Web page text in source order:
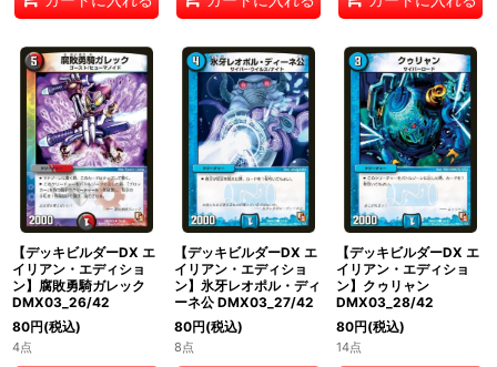
【デッキビルダーDX エ
イリアン・エディショ
ン】腐敗勇騎ガレック
DMX03_26/42
80円(税込)
4点
【デッキビルダーDX エ
イリアン・エディショ
ン】氷牙レオポル・ディ
ーネ公 DMX03_27/42
80円(税込)
8点
【デッキビルダーDX エ
イリアン・エディショ
ン】クゥリャン
DMX03_28/42
80円(税込)
14点